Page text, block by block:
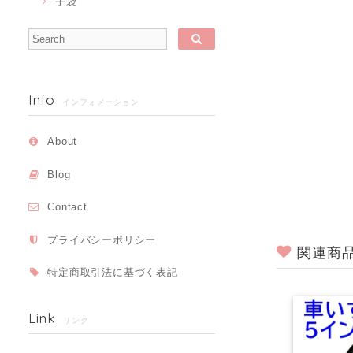
Info インフォメーション
About
Blog
Contact
プライバシーポリシー
特定商取引法に基づく表記
Link リンク
関連商